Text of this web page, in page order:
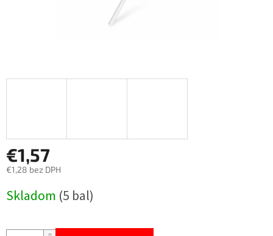
€1,57
€1,28 bez DPH
cena:
Skladom (5 bal)